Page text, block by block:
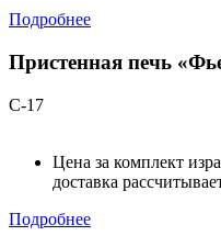
Подробнее
Пристенная печь
С-17
Цена за комплект
доставка
Подробнее